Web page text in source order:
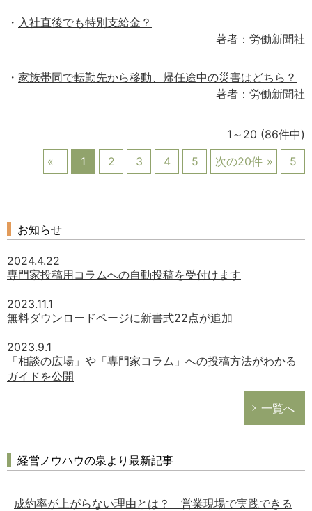
入社直後でも特別支給金？
著者：労働新聞社
家族帯同で転勤先から移動、帰任途中の災害はどちら？
著者：労働新聞社
1～20 (86件中)
1
2 3 4 5 次の20件 5
お知らせ
2024.4.22
専門家投稿用コラムへの自動投稿を受付けます
2023.11.1
無料ダウンロードページに新書式22点が追加
2023.9.1
「相談の広場」や「専門家コラム」への投稿方法がわかる
ガイドを公開
一覧へ
経営ノウハウの泉より最新記事
成約率が上がらない理由とは？ 営業現場で実践できる